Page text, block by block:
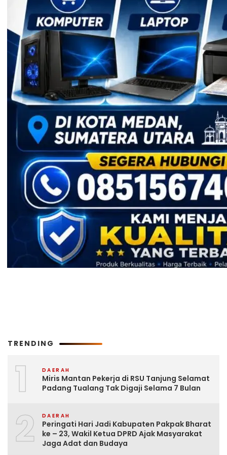
TRENDING
1 DAERAH
Miris Mantan Pekerja di RSU Tanjung Selamat
Padang Tualang Tak Digaji Selama 7 Bulan
2 DAERAH
Peringati Hari Jadi Kabupaten Pakpak Bharat
ke – 23, Wakil Ketua DPRD Ajak Masyarakat
Jaga Adat dan Budaya